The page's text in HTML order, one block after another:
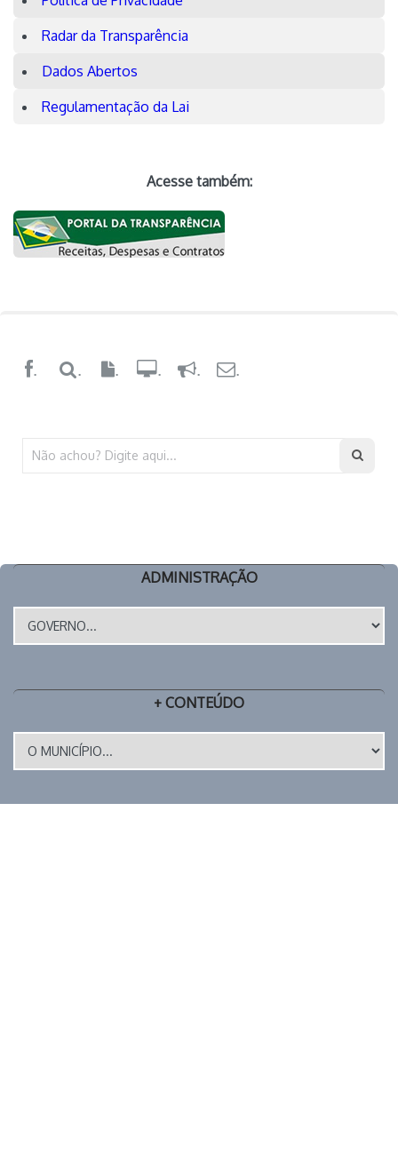
Radar da Transparência
Dados Abertos
Regulamentação da Lai
Acesse também:
. . .
ADMINISTRAÇÃO
+ CONTEÚDO